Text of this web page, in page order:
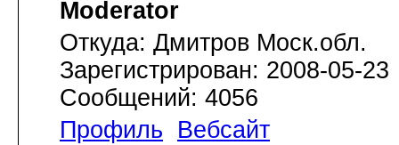
Moderator
Откуда: Дмитров Моск.обл.
Зарегистрирован: 2008-05-23
Сообщений: 4056
Профиль
Вебсайт